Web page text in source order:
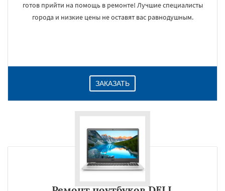
готов прийти на помощь в ремонте! Лучшие специалисты
города и низкие цены не оставят вас равнодушным.
ЗАКАЗАТЬ